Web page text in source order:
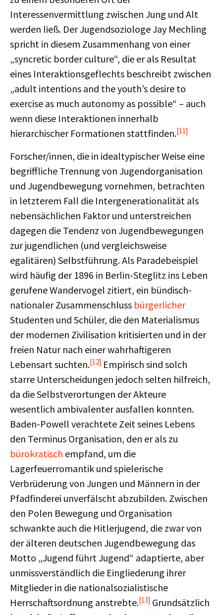
Interessenvermittlung zwischen Jung und Alt
werden ließ. Der Jugendsoziologe Jay Mechling
spricht in diesem Zusammenhang von einer
„syncretic border culture“, die er als Resultat
eines Interaktionsgeflechts beschreibt zwischen
„adult intentions and the youth’s desire to
exercise as much autonomy as possible“ – auch
wenn diese Interaktionen innerhalb
hierarchischer Formationen stattfinden.[11]
Forscher/innen, die in idealtypischer Weise eine
begriffliche Trennung von Jugendorganisation
und Jugendbewegung vornehmen, betrachten
in letzterem Fall die Intergenerationalität als
nebensächlichen Faktor und unterstreichen
dagegen die Tendenz von Jugendbewegungen
zur jugendlichen (und vergleichsweise
egalitären) Selbstführung. Als Paradebeispiel
wird häufig der 1896 in Berlin-Steglitz ins Leben
gerufene Wandervogel zitiert, ein bündisch-
nationaler Zusammenschluss bürgerlicher
Studenten und Schüler, die den Materialismus
der modernen Zivilisation kritisierten und in der
freien Natur nach einer wahrhaftigeren
Lebensart suchten.[12] Empirisch sind solch
starre Unterscheidungen jedoch selten hilfreich,
da die Selbstverortungen der Akteure
wesentlich ambivalenter ausfallen konnten.
Baden-Powell verachtete Zeit seines Lebens
den Terminus Organisation, den er als zu
bürokratisch empfand, um die
Lagerfeuerromantik und spielerische
Verbrüderung von Jungen und Männern in der
Pfadfinderei unverfälscht abzubilden. Zwischen
den Polen Bewegung und Organisation
schwankte auch die Hitlerjugend, die zwar von
der älteren deutschen Jugendbewegung das
Motto „Jugend führt Jugend“ adaptierte, aber
unmissverständlich die Eingliederung ihrer
Mitglieder in die nationalsozialistische
Herrschaftsordnung anstrebte.[13] Grundsätzlich